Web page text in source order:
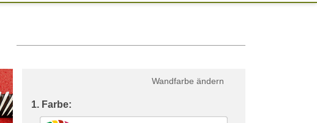
Wandfarbe ändern
1. Farbe: